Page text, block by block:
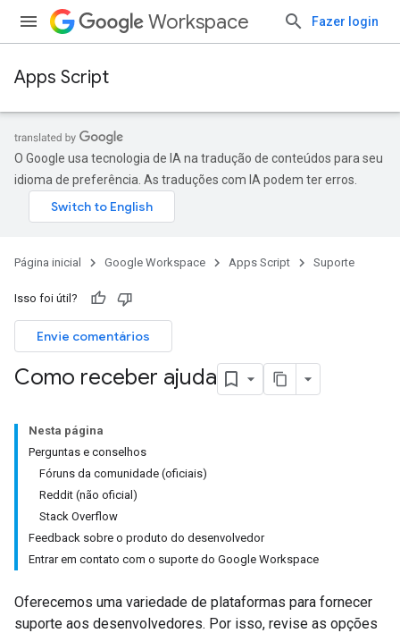
Workspace Fazer login
Apps Script
O Google usa tecnologia de IA na tradução de conteúdos para seu
idioma de preferência. As traduções com IA podem ter erros.
Página inicial Google Workspace Apps Script Suporte
Isso foi útil?
Envie comentários
Como receber ajuda
Nesta página
Perguntas e conselhos
Fóruns da comunidade (oficiais)
Reddit (não oficial)
Stack Overflow
Feedback sobre o produto do desenvolvedor
Entrar em contato com o suporte do Google Workspace
Oferecemos uma variedade de plataformas para fornecer
suporte aos desenvolvedores. Por isso, revise as opções